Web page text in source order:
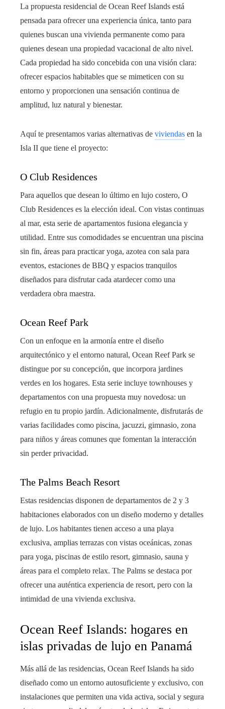
La propuesta residencial de Ocean Reef Islands está
pensada para ofrecer una experiencia única, tanto para
quienes buscan una vivienda permanente como para
quienes desean una propiedad vacacional de alto nivel.
Cada propiedad ha sido concebida con una visión clara:
ofrecer espacios habitables que se mimeticen con su
entorno y proporcionen una sensación continua de
amplitud, luz natural y bienestar.
Aquí te presentamos varias alternativas de viviendas en la
Isla II que tiene el proyecto:
O Club Residences
Para aquellos que desean lo último en lujo costero, O
Club Residences es la elección ideal. Con vistas continuas
al mar, esta serie de apartamentos fusiona elegancia y
utilidad. Entre sus comodidades se encuentran una piscina
sin fin, áreas para practicar yoga, azotea con sala para
eventos, estaciones de BBQ y espacios tranquilos
diseñados para disfrutar cada atardecer como una
verdadera obra maestra.
Ocean Reef Park
Con un enfoque en la armonía entre el diseño
arquitectónico y el entorno natural, Ocean Reef Park se
distingue por su concepción, que incorpora jardines
verdes en los hogares. Esta serie incluye townhouses y
departamentos con una propuesta muy novedosa: un
refugio en tu propio jardín. Adicionalmente, disfrutarás de
varias facilidades como piscina, jacuzzi, gimnasio, zona
para niños y áreas comunes que fomentan la interacción
sin perder privacidad.
The Palms Beach Resort
Estas residencias disponen de departamentos de 2 y 3
habitaciones elaborados con un diseño moderno y detalles
de lujo. Los habitantes tienen acceso a una playa
exclusiva, amplias terrazas con vistas oceánicas, zonas
para yoga, piscinas de estilo resort, gimnasio, sauna y
áreas para el completo relax. The Palms se destaca por
ofrecer una auténtica experiencia de resort, pero con la
intimidad de una vivienda exclusiva.
Ocean Reef Islands: hogares en
islas privadas de lujo en Panamá
Más allá de las residencias, Ocean Reef Islands ha sido
diseñado como un entorno autosuficiente y exclusivo, con
instalaciones que permiten una vida activa, social y segura